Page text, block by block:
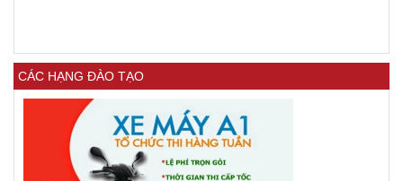
CÁC HẠNG ĐÀO TẠO